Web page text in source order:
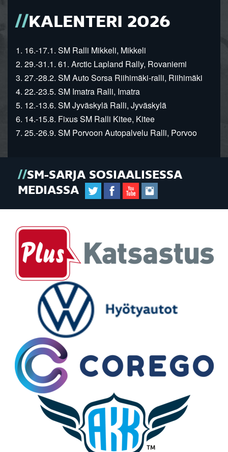
KALENTERI 2026
1. 16.-17.1. SM Ralli Mikkeli, Mikkeli
2. 29.-31.1. 61. Arctic Lapland Rally, Rovaniemi
3. 27.-28.2. SM Auto Sorsa Riihimäki-ralli, Riihimäki
4. 22.-23.5. SM Imatra Ralli, Imatra
5. 12.-13.6. SM Jyväskylä Ralli, Jyväskylä
6. 14.-15.8. Fixus SM Ralli Kitee, Kitee
7. 25.-26.9. SM Porvoon Autopalvelu Ralli, Porvoo
SM-SARJA SOSIAALISESSA
MEDIASSA